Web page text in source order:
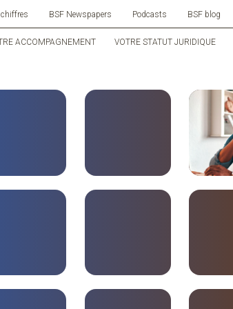
chiffres BSF Newspapers Podcasts BSF blog
ACCOMPAGNEMENT VOTRE STATUT JURIDIQUE